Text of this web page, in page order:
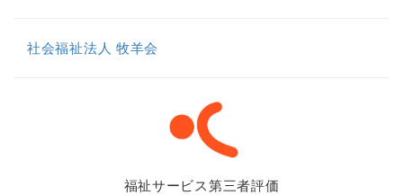
社会福祉法人 牧羊会
福祉サービス第三者評価